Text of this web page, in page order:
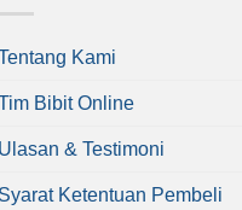
Kami
Bibit Online
Ulasan & Testimoni
Syarat Ketentuan Pembeli